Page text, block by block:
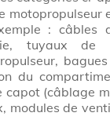
motopropulseur
: câbles
tuyaux de
du
capot (câblage
modules de